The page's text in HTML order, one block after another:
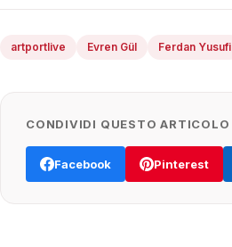
artportlive Evren Gül Ferdan Yusufi
CONDIVIDI QUESTO ARTICOLO
Facebook Pinterest